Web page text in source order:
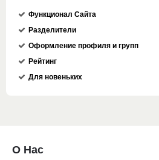
Функционал Сайта
Разделители
Оформление профиля и групп
Рейтинг
Для новеньких
О Нас